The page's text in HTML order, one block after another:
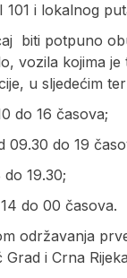
i lokalnog
biti potpuno
vozila kojima
u sljedećim
do 16 časova;
09.30 do 19
19.30;
do 00 časova.
održavanja
i Crna